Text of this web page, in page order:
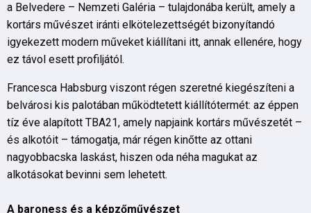
a Belvedere – Nemzeti Galéria – tulajdonába került, amely a
kortárs művészet iránti elkötelezettségét bizonyítandó
igyekezett modern műveket kiállítani itt, annak ellenére, hogy
ez távol esett profiljától.
Francesca Habsburg viszont régen szeretné kiegészíteni a
belvárosi kis palotában működtetett kiállítótermét: az éppen
tíz éve alapított TBA21, amely napjaink kortárs művészetét –
és alkotóit – támogatja, már régen kinőtte az ottani
nagyobbacska laskást, hiszen oda néha magukat az
alkotásokat bevinni sem lehetett.
A baroness és a képzőművészet